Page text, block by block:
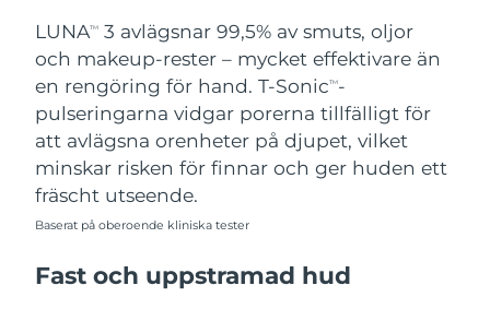
LUNATM
3 avlägsnar 99,5% av smuts, oljor
och makeup-rester – mycket effektivare än
en rengöring för hand. T-SonicTM-
pulseringarna vidgar porerna tillfälligt för
att avlägsna orenheter på djupet, vilket
minskar risken för finnar och ger huden ett
fräscht utseende.
Baserat på oberoende kliniska tester
Fast och uppstramad hud
Mexiko Förväntad leverans
Nederländerna Förväntad leverans 11/8/26
Nya Zeeland Förväntad leverans11/8/26
Norge
Oman Förväntad leverans